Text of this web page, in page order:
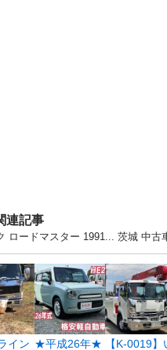
連記事
ロードマスター 1991... 茨城 中
イン ★平成26年★
【K-0019】